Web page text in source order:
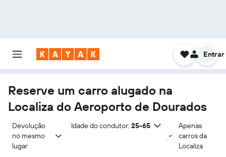
Entrar
Reserve um carro alugado na
Localiza do Aeroporto de Dourados
Devolução
no mesmo
lugar
Idade do condutor: 25-65
Apenas
carros da
Localiza